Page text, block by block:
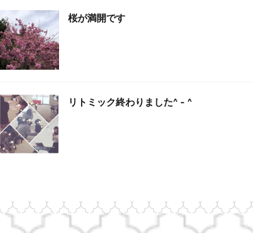
桜が満開です
リトミック終わりました^ - ^